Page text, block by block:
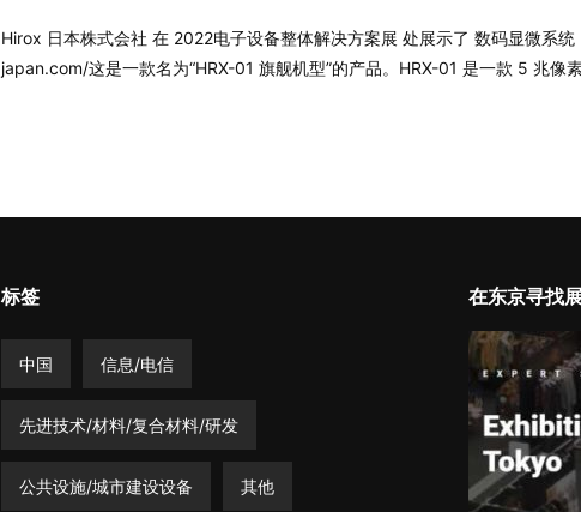
Hirox 日本株式会社 在 2022电子设备整体解决方案展 处展示了 数码显微系
japan.com/这是一款名为“HRX-01 旗舰机型”的产品。HRX-01 是一款 5 兆像
标签
中国 信息/电信
先进技术/材料/复合材料/研发
公共设施/城市建设设备 其他
在东京寻找